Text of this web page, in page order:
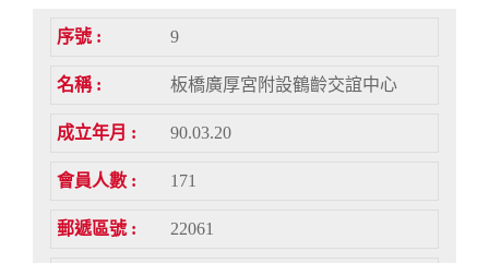
9
板橋廣厚宮附設鶴齡交誼中心
90.03.20
171
22061